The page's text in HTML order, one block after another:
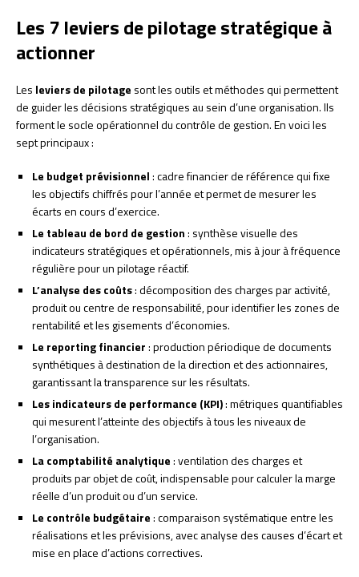
Les 7 leviers de pilotage stratégique à
actionner
Les leviers de pilotage sont les outils et méthodes qui permettent
de guider les décisions stratégiques au sein d’une organisation. Ils
forment le socle opérationnel du contrôle de gestion. En voici les
sept principaux :
Le budget prévisionnel: cadre financier de référence qui fixe
les objectifs chiffrés pour l’année et permet de mesurer les
écarts en cours d’exercice.
Le tableau de bord de gestion: synthèse visuelle des
indicateurs stratégiques et opérationnels, mis à jour à fréquence
régulière pour un pilotage réactif.
L’analyse des coûts: décomposition des charges par activité,
produit ou centre de responsabilité, pour identifier les zones de
rentabilité et les gisements d’économies.
Le reporting financier: production périodique de documents
synthétiques à destination de la direction et des actionnaires,
garantissant la transparence sur les résultats.
Les indicateurs de performance (KPI): métriques quantifiables
qui mesurent l’atteinte des objectifs à tous les niveaux de
l’organisation.
La comptabilité analytique: ventilation des charges et
produits par objet de coût, indispensable pour calculer la marge
réelle d’un produit ou d’un service.
Le contrôle budgétaire: comparaison systématique entre les
réalisations et les prévisions, avec analyse des causes d’écart et
mise en place d’actions correctives.